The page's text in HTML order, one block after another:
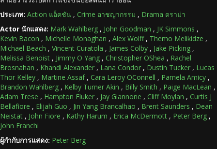
ประเภท: Action แอ็คชัน , Crime อาชญากรรม , Drama ดราม่า
Actor นักแสดง: Mark Wahlberg , John Goodman , JK Simmons ,
Kevin Bacon , Michelle Monaghan , Alex Wolff, Themo Melikidze ,
Michael Beach , Vincent Curatola , James Colby , Jake Picking ,
Melissa Benoist , Jimmy O Yang , Christopher OShea , Rachel
Brosnahan , Khandi Alexander , Lana Condor , Dustin Tucker , Lucas
Thor Kelley , Martine Assaf, Cara Leroy OConnell , Pamela Amicy ,
Brandon Wahlberg , Kelby Turner Akin , Billy Smith , Paige MacLean ,
Adam Trese , Hampton Fluker , Jay Giannone , Cliff Moylan , Curtis J
Bellafiore , Elijah Guo , Jin Yang Brancalhao , Brent Saunders , Dean
Neistat , John Fiore , Kathy Harum , Erica McDermott , Peter Berg ,
John Franchi
ผู้กำกับการแสดง: Peter Berg